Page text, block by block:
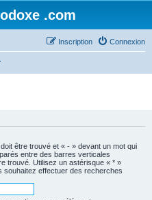
.com
Connexion
Inscription
être trouvé et « - » devant un mot qui
entre des barres verticales
trouvé. Utilisez un astérisque « * »
effectuer des recherches